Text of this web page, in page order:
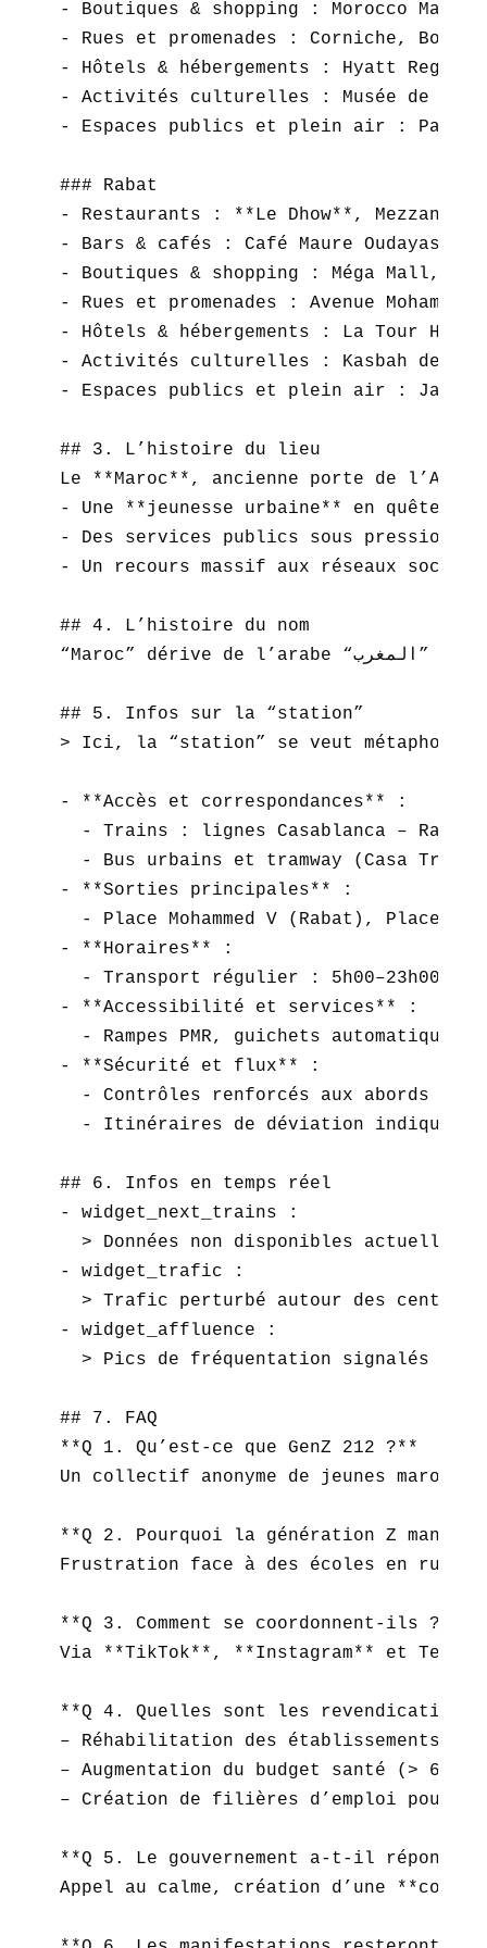
- Boutiques & shopping : Morocco
- Rues et promenades : Corniche,
- Hôtels & hébergements : Hyatt
- Activités culturelles : Musée de la
- Espaces publics et plein air : Parc
### Rabat
- Restaurants : **Le Dhow**,
- Bars & cafés : Café Maure Oudayas,
- Boutiques & shopping : Méga Mall,
- Rues et promenades : Avenue
- Hôtels & hébergements : La Tour
- Activités culturelles : Kasbah des
- Espaces publics et plein air :
## 3. L’histoire du lieu
Le **Maroc**, ancienne porte de
- Une **jeunesse urbaine** en quête
- Des services publics sous pression
- Un recours massif aux réseaux
## 4. L’histoire du nom
“Maroc” dérive de l’arabe “المغرب” (al-Maghrib, « le Couchant ») et du berbère **Murakush**, nom médiéval de Marrakech. Le pays a toujours joué un rôle charnière entre Atlantique et Méditerranée.
## 5. Infos sur la “station”
> Ici, la “station” se veut métaphore
- **Accès et correspondances** :
- Trains : lignes Casablanca –
- Bus urbains et tramway (Casa
- **Sorties principales** :
- Place Mohammed V (Rabat), Place
- **Horaires** :
  - Transport régulier : 5h00–23h00.
- **Accessibilité et services** :
- Rampes PMR, guichets
- **Sécurité et flux** :
- Contrôles renforcés aux abords
- Itinéraires de déviation indiqués
## 6. Infos en temps réel
- widget_next_trains :
> Données non disponibles
- widget_trafic :
> Trafic perturbé autour des
- widget_affluence :
> Pics de fréquentation signalés
## 7. FAQ
**Q 1. Qu’est-ce que GenZ 212 ?**
Un collectif anonyme de jeunes
**Q 2. Pourquoi la génération Z
Frustration face à des écoles en ruine,
**Q 3. Comment se coordonnent-ils ?**
Via **TikTok**, **Instagram** et
**Q 4. Quelles sont les
– Réhabilitation des établissements
– Augmentation du budget santé (> 6
– Création de filières d’emploi pour
**Q 5. Le gouvernement a-t-il
Appel au calme, création d’une